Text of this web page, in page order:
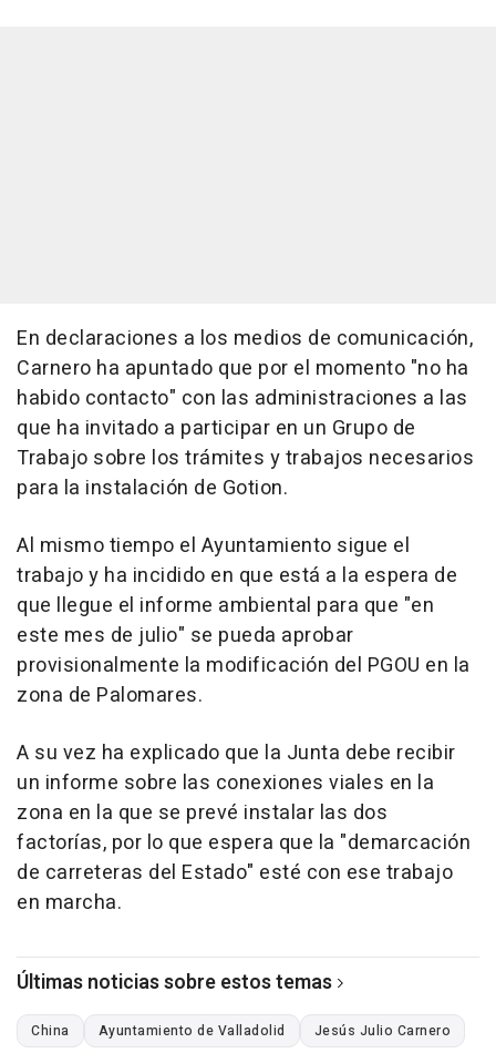
En declaraciones a los medios de comunicación,
Carnero ha apuntado que por el momento "no ha
habido contacto" con las administraciones a las
que ha invitado a participar en un Grupo de
Trabajo sobre los trámites y trabajos necesarios
para la instalación de Gotion.
Al mismo tiempo el Ayuntamiento sigue el
trabajo y ha incidido en que está a la espera de
que llegue el informe ambiental para que "en
este mes de julio" se pueda aprobar
provisionalmente la modificación del PGOU en la
zona de Palomares.
A su vez ha explicado que la Junta debe recibir
un informe sobre las conexiones viales en la
zona en la que se prevé instalar las dos
factorías, por lo que espera que la "demarcación
de carreteras del Estado" esté con ese trabajo
en marcha.
Últimas noticias sobre estos temas
China Ayuntamiento de Valladolid Jesús Julio Carnero